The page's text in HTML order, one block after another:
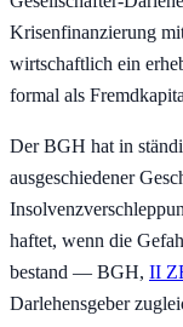
Krisenfinanzierung
wirtschaftlich ein
formal als
Der BGH hat in
ausgeschiedener
haftet, wenn die
bestand — BGH, II
Darlehensgeber